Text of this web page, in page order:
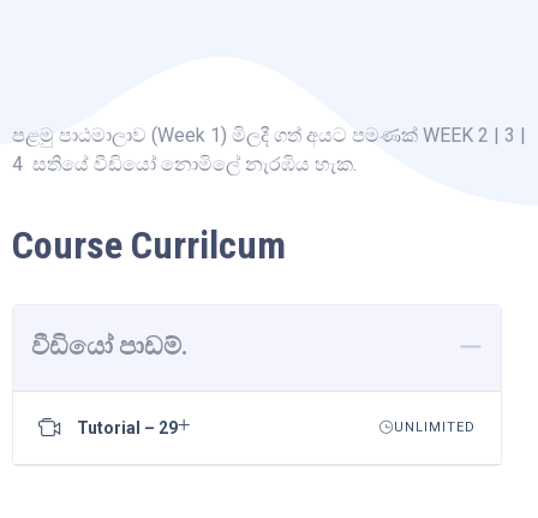
පළමු පාඨමාලාව (Week 1) මිලදී ගත් අයට පමණක් WEEK 2 | 3 |
4 සතියේ වීඩියෝ නොමිලේ නැරඹිය හැක.
Course Currilcum
වීඩියෝ පාඩම්.
Tutorial – 29 UNLIMITED